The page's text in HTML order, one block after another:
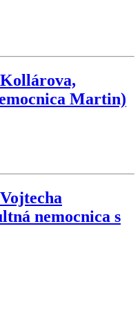
Kollárova,
Martin)
nemocnica s